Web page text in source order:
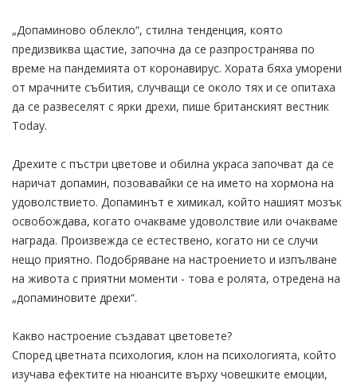
„Допаминово облекло“, стилна тенденция, която
предизвиква щастие, започна да се разпространява по
време на пандемията от коронавирус. Хората бяха уморени
от мрачните събития, случващи се около тях и се опитаха
да се развеселят с ярки дрехи, пише британският вестник
Today.
Дрехите с пъстри цветове и обилна украса започват да се
наричат ​​допамин, позовавайки се на името на хормона на
удоволствието. Допаминът е химикал, който нашият мозък
освобождава, когато очакваме удоволствие или очакваме
награда. Произвежда се естествено, когато ни се случи
нещо приятно. Подобряване на настроението и изпълване
на живота с приятни моменти - това е ролята, отредена на
„допаминовите дрехи“.
Какво настроение създават цветовете?
Според цветната психология, клон на психологията, който
изучава ефектите на нюансите върху човешките емоции,